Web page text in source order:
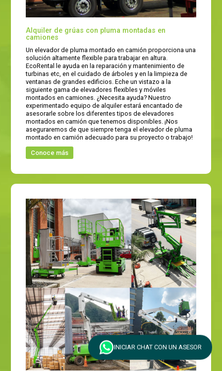
Alquiler de grúas con pluma montadas en
camiones
Un elevador de pluma montado en camión proporciona una
solución altamente flexible para trabajar en altura.
EcoRental le ayuda en la reparación y mantenimiento de
turbinas etc, en el cuidado de árboles y en la limpieza de
ventanas de grandes edificios. Eche un vistazo a la
siguiente gama de elevadores flexibles y móviles
montados en camiones. ¿Necesita ayuda? Nuestro
experimentado equipo de alquiler estará encantado de
asesorarle sobre los diferentes tipos de elevadores
montados en camión que tenemos disponibles. ¡Nos
aseguraremos de que siempre tenga el elevador de pluma
montado en camión adecuado para su proyecto o trabajo!
Conoce más